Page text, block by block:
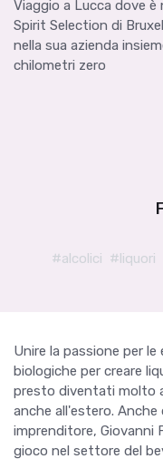
Viaggio a Lucca dove
Spirit Selection di
nella sua azienda
chilometri zero
#alcolici #liquori
Unire la passione per
biologiche per creare
presto diventati molto
anche all'estero.
imprenditore, Giovanni
gioco nel settore del